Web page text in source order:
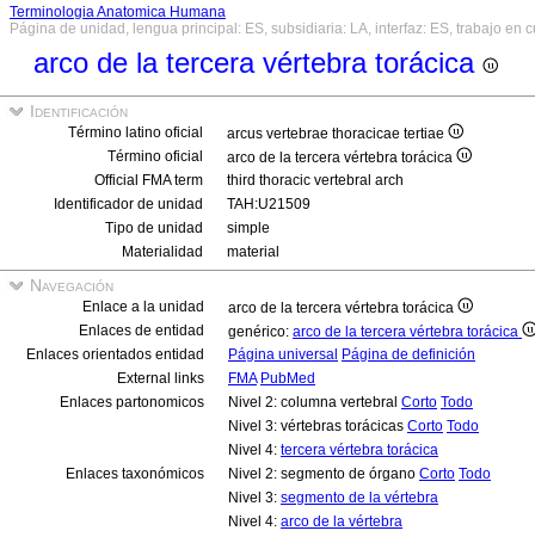
Terminologia Anatomica Humana
Página de unidad, lengua principal: ES, subsidiaria: LA, interfaz: ES, trabajo en
arco de la tercera vértebra torácica
Identificación
Término latino oficial
arcus vertebrae thoracicae tertiae
Término oficial
arco de la tercera vértebra torácica
Official FMA term
third thoracic vertebral arch
Identificador de unidad
TAH:U21509
Tipo de unidad
simple
Materialidad
material
Navegación
Enlace a la unidad
arco de la tercera vértebra torácica
Enlaces de entidad
genérico: arco de la tercera vértebra torácica
Enlaces orientados entidad
Página universal Página de definición
External links
FMA PubMed
Enlaces partonomicos
Nivel 2: columna vertebral Corto Todo
Nivel 3: vértebras torácicas Corto Todo
Nivel 4: tercera vértebra torácica
Enlaces taxonómicos
Nivel 2: segmento de órgano Corto Todo
Nivel 3: segmento de la vértebra
Nivel 4: arco de la vértebra